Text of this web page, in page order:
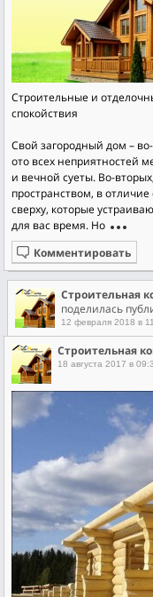
Строительные и
спокойствия
Свой загородный дом –
ото всех неприятностей
и вечной суеты. Во-
пространством, в
сверху, которые
для вас время. Но
Комментировать
поделилась
12 февраля 2018 в
Строительная
18 августа 2017 в